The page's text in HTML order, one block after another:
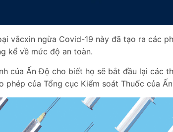
vắcxin ngừa Covid-19 này đã tạo ra các
kể về mức độ an toàn.
của Ấn Độ cho biết họ sẽ bắt đầu lại các
phép của Tổng cục Kiểm soát Thuốc của